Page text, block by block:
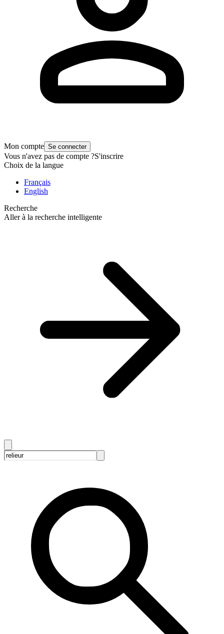
Mon compte Se connecter
Vous n'avez pas de compte ?S'inscrire
Choix de la langue
Français
English
Recherche
Aller à la recherche intelligente